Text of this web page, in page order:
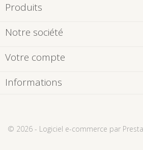
Produits
Notre société
Votre compte
Informations
© 2026 - Logiciel e-commerce par